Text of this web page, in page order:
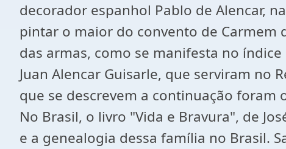
decorador espanhol Pablo de Alencar,
pintar o maior do convento de Carmem
das armas, como se manifesta no
Juan Alencar Guisarle, que serviram no
que se descrevem a continuação
No Brasil, o livro "Vida e Bravura", de
e a genealogia dessa família no Brasil.